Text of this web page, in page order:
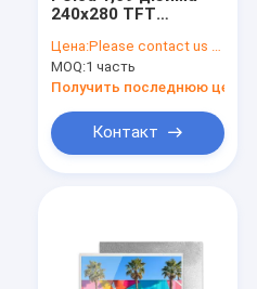
240x280 TFT
квадратный ЖК-
прикосновный
экран для умных
Цена:Please contact us for latest price
MOQ:1 часть
Получить последнюю цену
Контакт